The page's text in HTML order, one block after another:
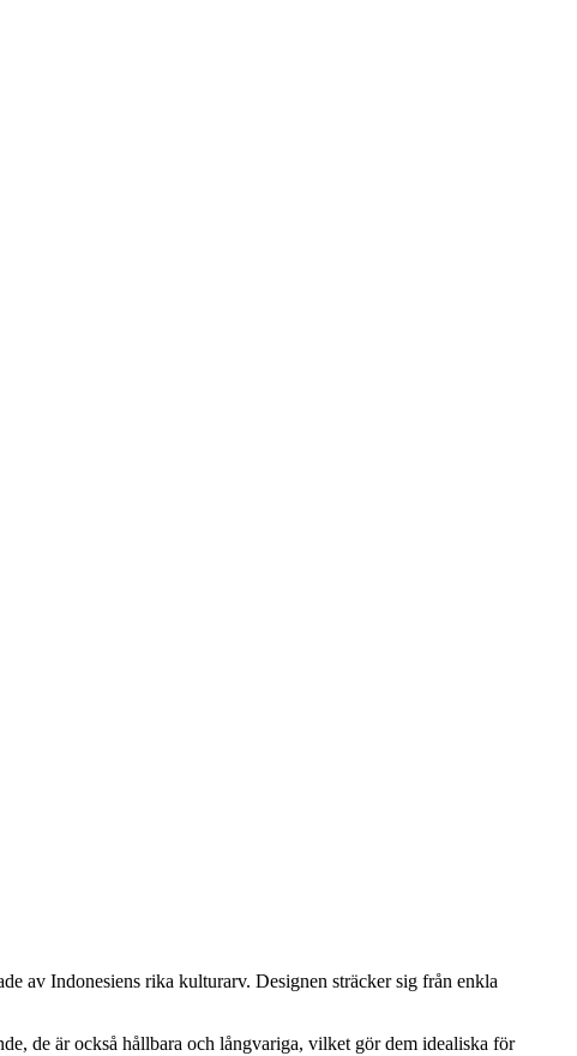
av Indonesiens rika kulturarv. Designen sträcker sig från enkla
de är också hållbara och långvariga, vilket gör dem idealiska för